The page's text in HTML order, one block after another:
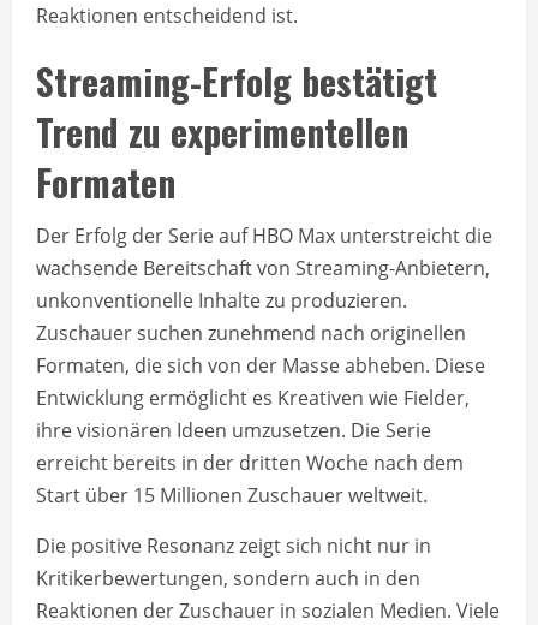
Reaktionen entscheidend ist.
Streaming-Erfolg bestätigt
Trend zu experimentellen
Formaten
Der Erfolg der Serie auf HBO Max unterstreicht die
wachsende Bereitschaft von Streaming-Anbietern,
unkonventionelle Inhalte zu produzieren.
Zuschauer suchen zunehmend nach originellen
Formaten, die sich von der Masse abheben. Diese
Entwicklung ermöglicht es Kreativen wie Fielder,
ihre visionären Ideen umzusetzen. Die Serie
erreicht bereits in der dritten Woche nach dem
Start über 15 Millionen Zuschauer weltweit.
Die positive Resonanz zeigt sich nicht nur in
Kritikerbewertungen, sondern auch in den
Reaktionen der Zuschauer in sozialen Medien. Viele